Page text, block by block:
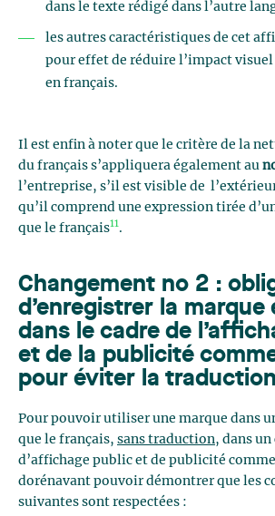
dans le texte rédigé dans l’autre
les autres caractéristiques de cet
pour effet de réduire l’impact
en français.
Il est enfin à noter que le critère de la
du français s’appliquera également au
l’entreprise, s’il est visible de
qu’il comprend une expression tirée
que le français11.
Changement no 2 :
d’enregistrer la marque
dans le cadre de
et de la publicité
pour éviter la
Pour pouvoir utiliser une marque dans
que le français, sans traduction, dans
d’affichage public et de publicité
dorénavant pouvoir démontrer que les
suivantes sont respectées :